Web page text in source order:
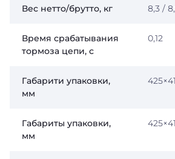
Вес нетто/брутто, кг 8,3 /
Время срабатывания
тормоза цепи, с
0,12
Габарити упаковки,
мм
Габариты упаковки,
мм